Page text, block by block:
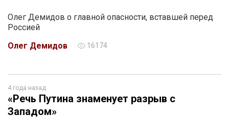
Олег Демидов о главной опасности, вставшей перед
Россией
Олег Демидов
16174
4 года назад
«Речь Путина знаменует разрыв с
Западом»